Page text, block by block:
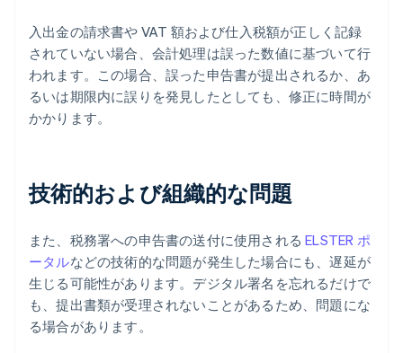
入出金の請求書や VAT 額および仕入税額が正しく記録
されていない場合、会計処理は誤った数値に基づいて行
われます。この場合、誤った申告書が提出されるか、あ
るいは期限内に誤りを発見したとしても、修正に時間が
かかります。
技術的および組織的な問題
また、税務署への申告書の送付に使用されるELSTER ポ
ータルなどの技術的な問題が発生した場合にも、遅延が
生じる可能性があります。デジタル署名を忘れるだけで
も、提出書類が受理されないことがあるため、問題にな
る場合があります。